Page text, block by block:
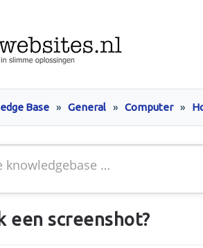
Base General Computer
een screenshot?